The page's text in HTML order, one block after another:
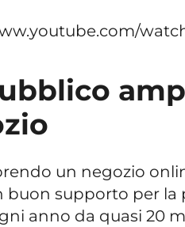
un negozio
buon supporto per
anno da quasi 20